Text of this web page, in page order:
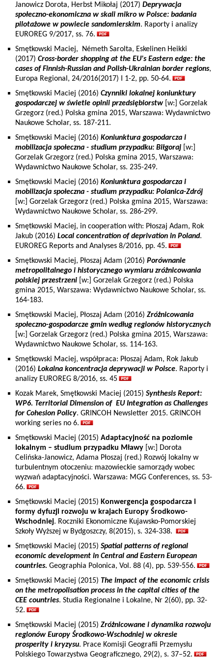
Janowicz Dorota, Herbst Mikołaj (2017) Deprywacja
społeczno-ekonomiczna w skali mikro w Polsce: badania
pilotażowe w powiecie sandomierskim. Raporty i analizy
EUROREG 9/2017, ss. 76.
Smętkowski Maciej, Németh Sarolta, Eskelinen Heikki
(2017) Cross-border shopping at the EU's Eastern edge: the
cases of Finnish-Russian and Polish-Ukrainian border regions,
Europa Regional, 24/2016(2017) I 1-2, pp. 50-64.
Smętkowski Maciej (2016) Czynniki lokalnej koniunktury
gospodarczej w świetle opinii przedsiębiorstw [w:] Gorzelak
Grzegorz (red.) Polska gmina 2015, Warszawa: Wydawnictwo
Naukowe Scholar, ss. 187-211.
Smętkowski Maciej (2016) Koniunktura gospodarcza i
mobilizacja społeczna - studium przypadku: Biłgoraj [w:]
Gorzelak Grzegorz (red.) Polska gmina 2015, Warszawa:
Wydawnictwo Naukowe Scholar, ss. 235-249.
Smętkowski Maciej (2016) Koniunktura gospodarcza i
mobilizacja społeczna - studium przypadku: Polanica-Zdrój
[w:] Gorzelak Grzegorz (red.) Polska gmina 2015, Warszawa:
Wydawnictwo Naukowe Scholar, ss. 286-299.
Smętkowski Maciej, in cooperation with: Płoszaj Adam, Rok
Jakub (2016) Local concentration of deprivation in Poland.
EUROREG Reports and Analyses 8/2016, pp. 45.
Smętkowski Maciej, Płoszaj Adam (2016) Porównanie
metropolitalnego i historycznego wymiaru zróżnicowania
polskiej przestrzeni [w:] Gorzelak Grzegorz (red.) Polska
gmina 2015, Warszawa: Wydawnictwo Naukowe Scholar, ss.
164-183.
Smętkowski Maciej, Płoszaj Adam (2016) Zróżnicowania
społeczno-gospodarcze gmin według regionów historycznych
[w:] Gorzelak Grzegorz (red.) Polska gmina 2015, Warszawa:
Wydawnictwo Naukowe Scholar, ss. 114-163.
Smętkowski Maciej, współpraca: Płoszaj Adam, Rok Jakub
(2016) Lokalna koncentracja deprywacji w Polsce. Raporty i
analizy EUROREG 8/2016, ss. 45
Kozak Marek, Smętkowski Maciej (2015) Synthesis Report:
WP6. Territorial Dimension of EU Integration as Challenges
for Cohesion Policy. GRINCOH Newsletter 2015. GRINCOH
working series no 6.
Smętkowski Maciej (2015) Adaptacyjność na poziomie
lokalnym – studium przypadku Mławy [w:] Dorota
Celińska-Janowicz, Adama Płoszaj (red.) Rozwój lokalny w
turbulentnym otoczeniu: mazowieckie samorządy wobec
wyzwań adaptacyjności. Warszawa: MGG Conferences, ss. 53-
66.
Smętkowski Maciej (2015) Konwergencja gospodarcza i
formy dyfuzji rozwoju w krajach Europy Środkowo-
Wschodniej. Roczniki Ekonomiczne Kujawsko-Pomorskiej
Szkoły Wyższej w Bydgoszczy, 8(2015), s. 324-338.
Smętkowski Maciej (2015) Spatial patterns of regional
economic development in Central and Eastern European
countries. Geographia Polonica, Vol. 88 (4), pp. 539-556.
Smętkowski Maciej (2015) The impact of the economic crisis
on the metropolisation process in the capital cities of the
CEE countries. Studia Regionalne i Lokalne, Nr 2(60), pp. 32-
52.
Smętkowski Maciej (2015) Zróżnicowane i dynamika rozwoju
regionów Europy Środkowo-Wschodniej w okresie
prosperity i kryzysu. Prace Komisji Geografii Przemysłu
Polskiego Towarzystwa Geograficznego, 29(2), s. 37–52.